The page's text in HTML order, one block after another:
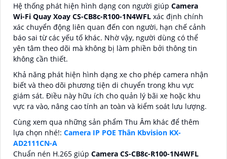
Hệ thống phát hiện hình dạng con người giúp Camera
Wi-Fi Quay Xoay CS-CB8c-R100-1N4WFL xác định chính
xác chuyển động liên quan đến con người, hạn chế cảnh
báo sai từ các yếu tố khác. Nhờ vậy, người dùng có thể
yên tâm theo dõi mà không bị làm phiền bởi thông tin
không cần thiết.
Khả năng phát hiện hình dạng xe cho phép camera nhận
biết và theo dõi phương tiện di chuyển trong khu vực
giám sát. Điều này hữu ích cho quản lý bãi xe hoặc khu
vực ra vào, nâng cao tính an toàn và kiểm soát lưu lượng.
Cùng xem qua những sản phẩm Thu Âm khác để thêm
lựa chọn nhé!: Camera IP POE Thân Kbvision KX-
AD2111CN-A
Chuẩn nén H.265 giúp Camera CS-CB8c-R100-1N4WFL